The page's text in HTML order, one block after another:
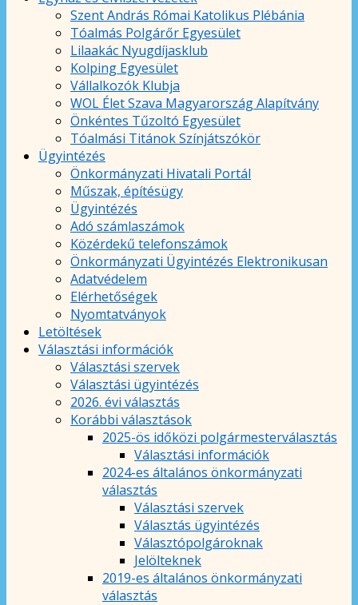
Szent András Római Katolikus Plébánia
Tóalmás Polgárőr Egyesület
Lilaakác Nyugdíjasklub
Kolping Egyesület
Vállalkozók Klubja
WOL Élet Szava Magyarország Alapítvány
Önkéntes Tűzoltó Egyesület
Tóalmási Titánok Színjátszókör
Ügyintézés
Önkormányzati Hivatali Portál
Műszak, építésügy
Ügyintézés
Adó számlaszámok
Közérdekű telefonszámok
Önkormányzati Ügyintézés Elektronikusan
Adatvédelem
Elérhetőségek
Nyomtatványok
Letöltések
Választási információk
Választási szervek
Választási ügyintézés
2026. évi választás
Korábbi választások
2025-ös időközi polgármesterválasztás
Választási információk
2024-es általános önkormányzati
választás
Választási szervek
Választás ügyintézés
Választópolgároknak
Jelölteknek
2019-es általános önkormányzati
választás